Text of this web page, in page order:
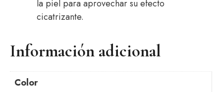
la piel para aprovechar su efecto
cicatrizante.
Información adicional
Color